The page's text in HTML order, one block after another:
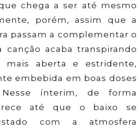
chega a ser até mesmo
porém, assim que a
passam a complementar o
canção acaba transpirando
mais aberta e estridente,
embebida em boas doses
ínterim, de forma
até que o baixo se
com a atmosfera